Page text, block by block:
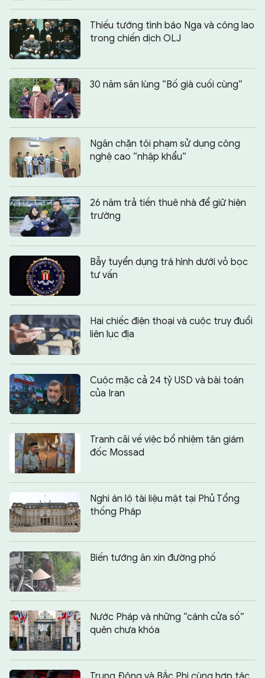
Thiếu tướng tình báo Nga và công lao
trong chiến dịch OLJ
30 năm săn lùng “Bố già cuối cùng”
Ngăn chặn tội phạm sử dụng công
nghệ cao “nhập khẩu”
26 năm trả tiền thuê nhà để giữ hiện
trường
Bẫy tuyển dụng trá hình dưới vỏ bọc
tư vấn
Hai chiếc điện thoại và cuộc truy đuổi
liên lục địa
Cuộc mặc cả 24 tỷ USD và bài toán
của Iran
Tranh cãi về việc bổ nhiệm tân giám
đốc Mossad
Nghi án lộ tài liệu mật tại Phủ Tổng
thống Pháp
Biến tướng ăn xin đường phố
Nước Pháp và những “cánh cửa số”
quên chưa khóa